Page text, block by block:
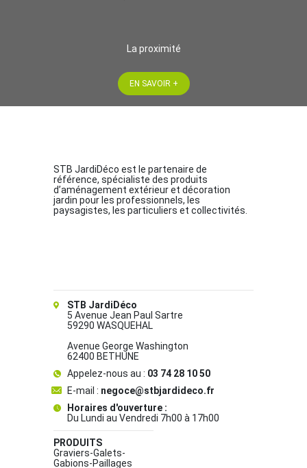
La proximité
EN SAVOIR +
STB JardiDéco est le partenaire de
référence, spécialiste des produits
d’aménagement extérieur et décoration
jardin pour les professionnels, les
paysagistes, les particuliers et collectivités.
STB JardiDéco
5 Avenue Jean Paul Sartre
59290 WASQUEHAL
Avenue George Washington
62400 BETHUNE
Appelez-nous au : 03 74 28 10 50
E-mail : negoce@stbjardideco.fr
Horaires d'ouverture :
Du Lundi au Vendredi 7h00 à 17h00
PRODUITS
Graviers-Galets-
Gabions-Paillages